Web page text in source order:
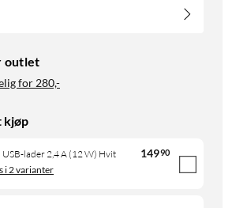
outlet
for280,-
kjøp
USB-lader 2,4 A (12 W) Hvit 14990
i 2 varianter